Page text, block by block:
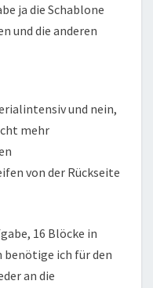
ja die Schablone
und die anderen
und nein,
mehr
von der Rückseite
16 Blöcke in
benötige ich für den
an die